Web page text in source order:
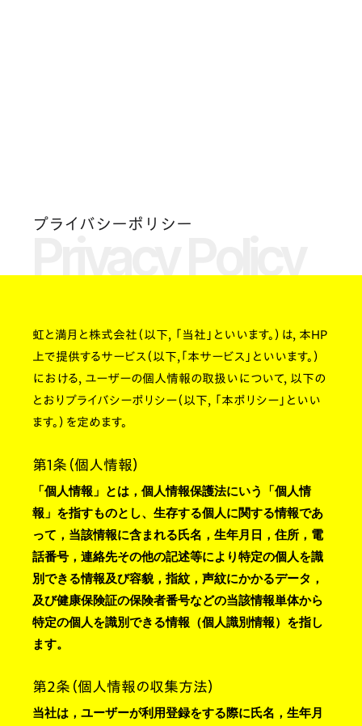
プライバシーポリシー
虹と満月と株式会社（以下，「当社」といいます。）は，本HP
上で提供するサービス（以下,「本サービス」といいます。）
における，ユーザーの個人情報の取扱いについて，以下の
とおりプライバシーポリシー（以下，「本ポリシー」といい
ます。）を定めます。
第1条（個人情報）
「個人情報」とは，個人情報保護法にいう「個人情
報」を指すものとし、生存する個人に関する情報であ
って，当該情報に含まれる氏名，生年月日，住所，電
話番号，連絡先その他の記述等により特定の個人を識
別できる情報及び容貌，指紋，声紋にかかるデータ，
及び健康保険証の保険者番号などの当該情報単体から
特定の個人を識別できる情報（個人識別情報）を指し
ます。
第2条（個人情報の収集方法）
当社は，ユーザーが利用登録をする際に氏名，生年月